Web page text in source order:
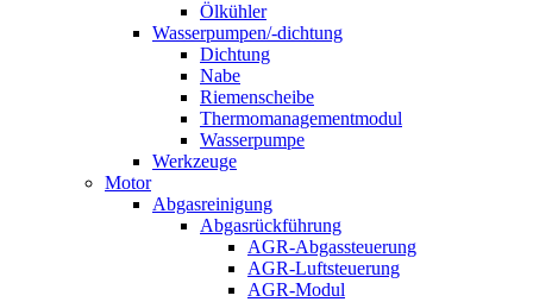
Ölkühler
Wasserpumpen/-dichtung
Dichtung
Nabe
Riemenscheibe
Thermomanagementmodul
Wasserpumpe
Werkzeuge
Motor
Abgasreinigung
Abgasrückführung
AGR-Abgassteuerung
AGR-Luftsteuerung
AGR-Modul